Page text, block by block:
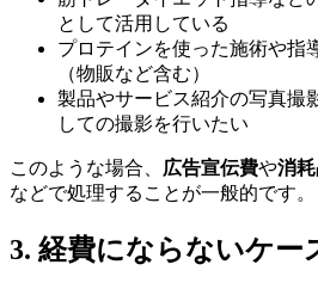
として活用している
プロテインを使った施術や指
（物販など含む）
製品やサービス紹介の写真撮
しての撮影を行いたい
このような場合、 広告宣伝費や消
などで処理することが一般的です。
3. 経費にならないケー